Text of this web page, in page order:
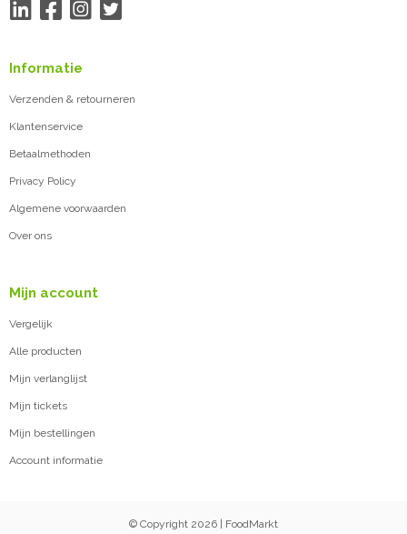
Informatie
Verzenden & retourneren
Klantenservice
Betaalmethoden
Privacy Policy
Algemene voorwaarden
Over ons
Mijn account
Vergelijk
Alle producten
Mijn verlanglijst
Mijn tickets
Mijn bestellingen
Account informatie
© Copyright 2026 | FoodMarkt